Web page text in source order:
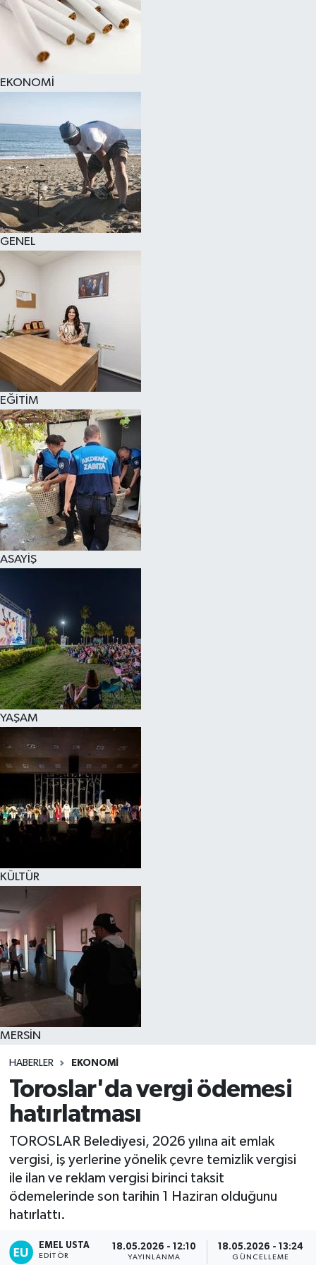
EKONOMİ
GENEL
EĞİTİM
ASAYİŞ
YAŞAM
KÜLTÜR
MERSİN
HABERLER EKONOMİ
Toroslar'da vergi ödemesi
hatırlatması
TOROSLAR Belediyesi, 2026 yılına ait emlak
vergisi, iş yerlerine yönelik çevre temizlik vergisi
ile ilan ve reklam vergisi birinci taksit
ödemelerinde son tarihin 1 Haziran olduğunu
hatırlattı.
EMEL USTA
EDITÖR
18.05.2026 - 12:10
YAYINLANMA
18.05.2026 - 13:24
GÜNCELLEME